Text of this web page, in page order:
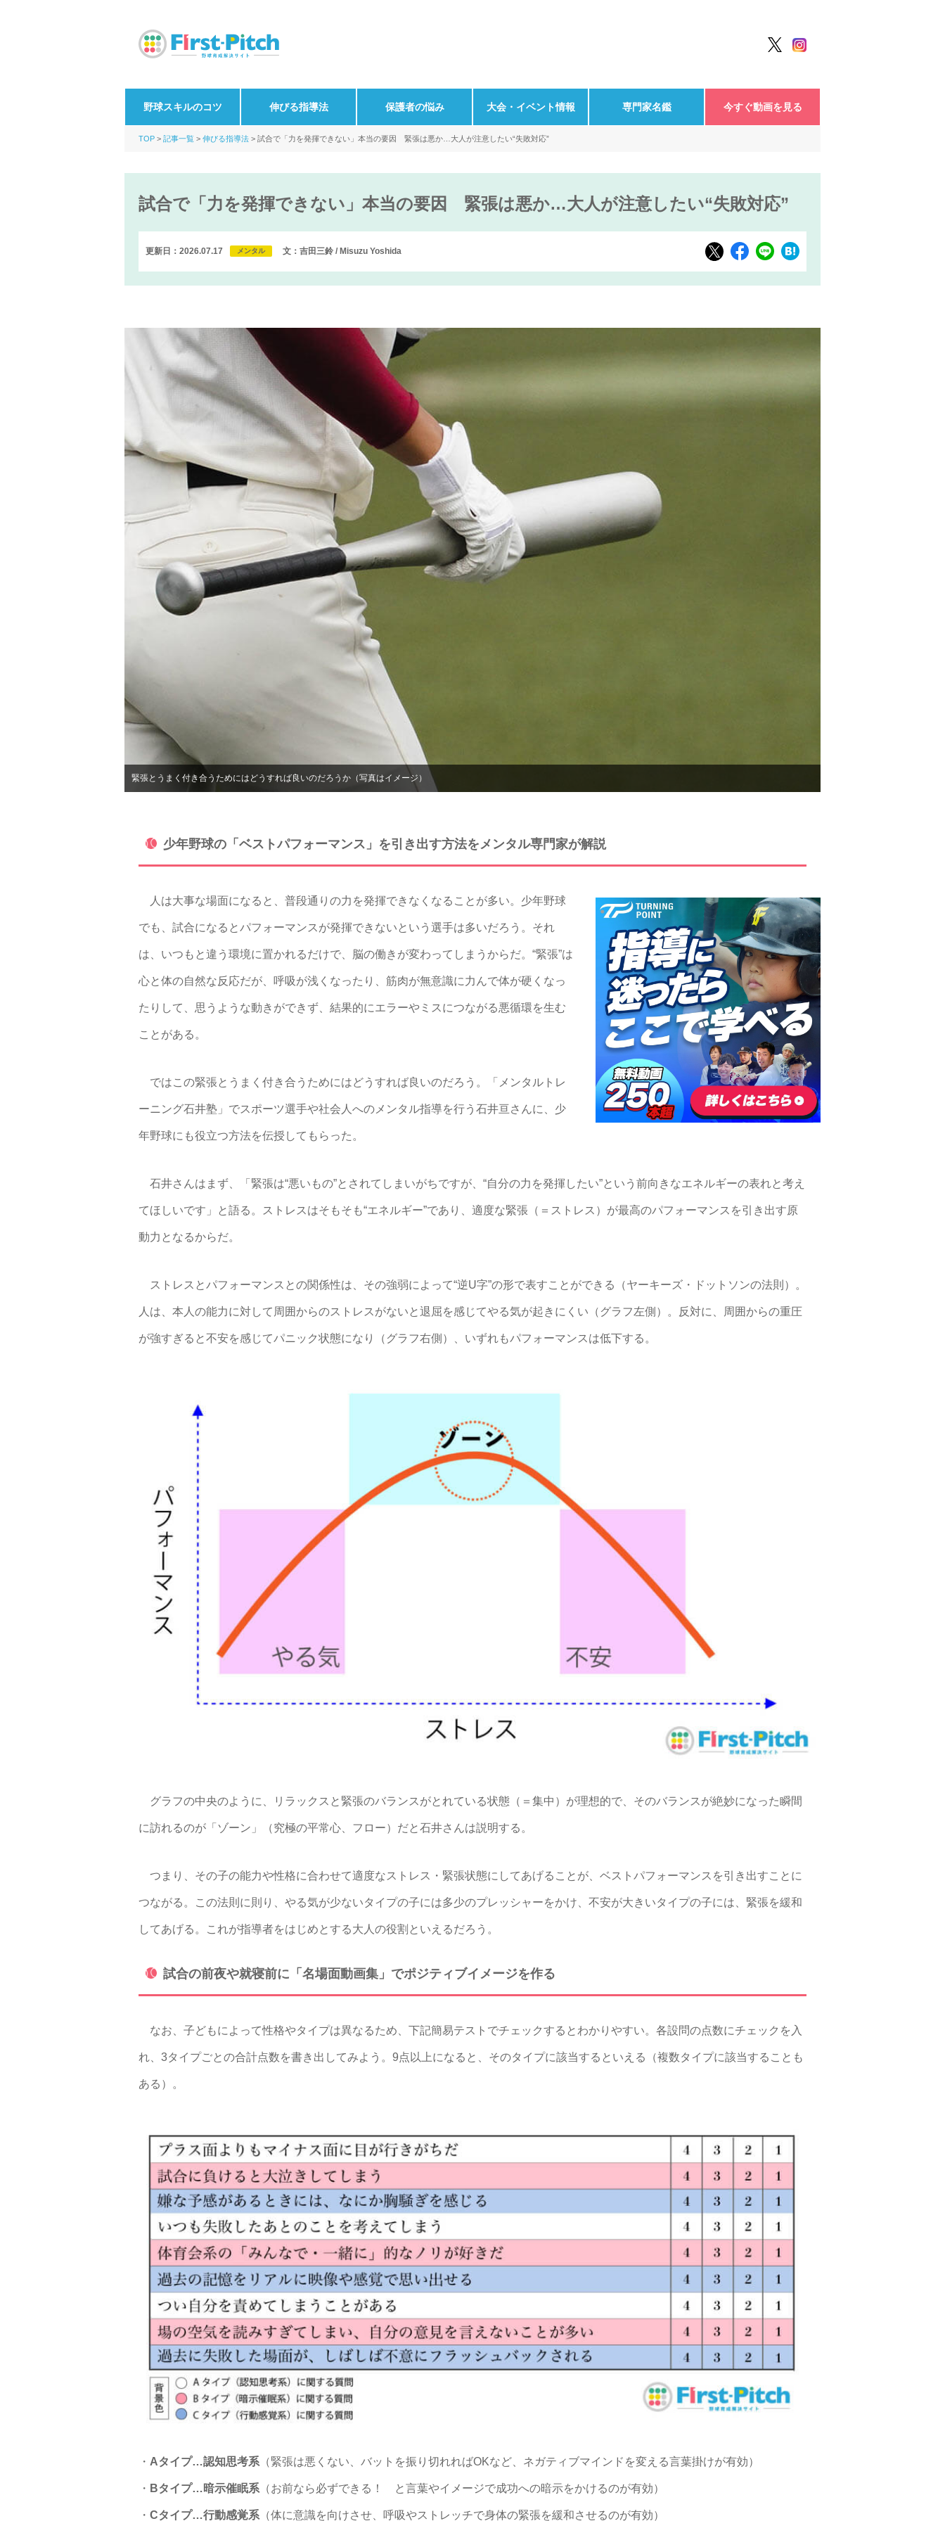
野球スキルのコツ 伸びる指導法 保護者の悩み 大会・イベント情報 専門家名鑑 今すぐ動画を見る
TOP 記事一覧 伸びる指導法 試合で「力を発揮できない」本当の要因 緊張は悪か…大人が注意したい“失敗対応”
試合で「力を発揮できない」本当の要因 緊張は悪か…大人が注意したい“失敗対応”
更新日：2026.07.17 メンタル 文：吉田三鈴 / Misuzu Yoshida
緊張とうまく付き合うためにはどうすれば良いのだろうか（写真はイメージ）
少年野球の「ベストパフォーマンス」を引き出す方法をメンタル専門家が解説
人は大事な場面になると、普段通りの力を発揮できなくなることが多い。少年野球
でも、試合になるとパフォーマンスが発揮できないという選手は多いだろう。それ
は、いつもと違う環境に置かれるだけで、脳の働きが変わってしまうからだ。“緊張”は
心と体の自然な反応だが、呼吸が浅くなったり、筋肉が無意識に力んで体が硬くなっ
たりして、思うような動きができず、結果的にエラーやミスにつながる悪循環を生む
ことがある。
ではこの緊張とうまく付き合うためにはどうすれば良いのだろう。「メンタルトレ
ーニング石井塾」でスポーツ選手や社会人へのメンタル指導を行う石井亘さんに、少
年野球にも役立つ方法を伝授してもらった。
石井さんはまず、「緊張は“悪いもの”とされてしまいがちですが、“自分の力を発揮したい”という前向きなエネルギーの表れと考え
てほしいです」と語る。ストレスはそもそも“エネルギー”であり、適度な緊張（＝ストレス）が最高のパフォーマンスを引き出す原
動力となるからだ。
ストレスとパフォーマンスとの関係性は、その強弱によって“逆U字”の形で表すことができる（ヤーキーズ・ドットソンの法則）。
人は、本人の能力に対して周囲からのストレスがないと退屈を感じてやる気が起きにくい（グラフ左側）。反対に、周囲からの重圧
が強すぎると不安を感じてパニック状態になり（グラフ右側）、いずれもパフォーマンスは低下する。
グラフの中央のように、リラックスと緊張のバランスがとれている状態（＝集中）が理想的で、そのバランスが絶妙になった瞬間
に訪れるのが「ゾーン」（究極の平常心、フロー）だと石井さんは説明する。
つまり、その子の能力や性格に合わせて適度なストレス・緊張状態にしてあげることが、ベストパフォーマンスを引き出すことに
つながる。この法則に則り、やる気が少ないタイプの子には多少のプレッシャーをかけ、不安が大きいタイプの子には、緊張を緩和
してあげる。これが指導者をはじめとする大人の役割といえるだろう。
試合の前夜や就寝前に「名場面動画集」でポジティブイメージを作る
なお、子どもによって性格やタイプは異なるため、下記簡易テストでチェックするとわかりやすい。各設問の点数にチェックを入
れ、3タイプごとの合計点数を書き出してみよう。9点以上になると、そのタイプに該当するといえる（複数タイプに該当することも
ある）。
・ Aタイプ…認知思考系 （緊張は悪くない、バットを振り切れればOKなど、ネガティブマインドを変える言葉掛けが有効）
・ Bタイプ…暗示催眠系 （お前なら必ずできる！ と言葉やイメージで成功への暗示をかけるのが有効）
・ Cタイプ…行動感覚系 （体に意識を向けさせ、呼吸やストレッチで身体の緊張を緩和させるのが有効）